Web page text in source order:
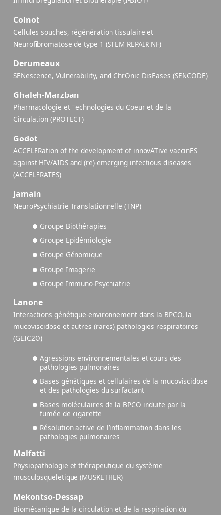
Colnot
Cellules souches, régénération tissulaire et
Neurofibromatose de type 1 (STEM REPAIR NF)
Derumeaux
SENescence, Vulnerability, and ChrOnic DisEases (SENCODE)
Ghaleh-Marzban
Pharmacologie et Technologies du Coeur et de la
Circulation (PROTECT)
Godot
ACCELERation of the development of innovATive vaccinES
against HIV/AIDS and (re)-emerging infectious diseases
(ACCELERATES)
Jamain
NeuroPsychiatrie Translationnelle (TNP)
Groupe Biothérapies
Groupe Epidémiologie
Groupe Génomique
Groupe Imagerie
Groupe Immuno-Psychiatrie
Lanone
Interactions génétique-environnement dans la BPCO, la
mucoviscidose et autres (rares) pathologies respiratoires
(GEIC2O)
Agressions environnementales et cours des
pathologies pulmonaires
Bases génétiques et cellulaires de la mucoviscidose
et des pathologies du surfactant
Bases moléculaires de la BPCO induite par la
fumée de cigarette
Résolution active de l’inflammation dans les
pathologies pulmonaires
Malfatti
Physiopathologie et thérapeutique du système
musculosqueletique (MUSKETHER)
Mekontso-Dessap
Biomécanique de la circulation et de la respiration du